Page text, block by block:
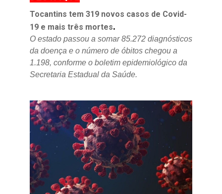
Tocantins tem 319 novos casos de Covid-
19 e mais três mortes.
O estado passou a somar 85.272 diagnósticos
da doença e o número de óbitos chegou a
1.198, conforme o boletim epidemiológico da
Secretaria Estadual da Saúde.